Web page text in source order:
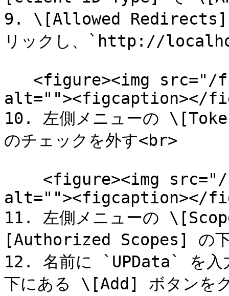
9. \[Allowed Redirects]
リックし、`http://
alt=""><figcaption></
10. 左側メニューの
のチェックを外す<br>
alt=""><figcaption></
11. 左側メニューの
[Authorized Scopes] の
12. 名前に `UPData` を
下にある \[Add] ボタンを